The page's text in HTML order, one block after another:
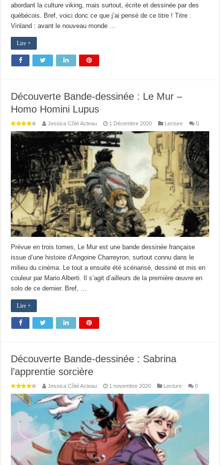
abordant la culture viking, mais surtout, écrite et dessinée par des
québécois. Bref, voici donc ce que j’ai pensé de ce titre ! Titre :
Vinland : avant le nouveau monde …
Lire +
Découverte Bande-dessinée : Le Mur –
Homo Homini Lupus
Jessica Côté Acteau 1 Décembre 2020 Lecture 0
Prévue en trois tomes, Le Mur est une bande dessinée française
issue d’une histoire d’Angoine Charreyron, surtout connu dans le
milieu du cinéma. Le tout a ensuite été scénarisé, dessiné et mis en
couleur par Mario Alberti. Il s’agit d’ailleurs de la première œuvre en
solo de ce dernier. Bref, …
Lire +
Découverte Bande-dessinée : Sabrina
l’apprentie sorcière
Jessica Côté Acteau 1 novembre 2020 Lecture 0